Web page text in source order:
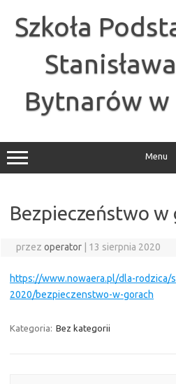
treściSzkoła
Bytnarów
Menu
Bezpieczeństwo w
przez operator 13 sierpnia 2020
https://www.nowaera.pl/dla-rodzica/
2020/bezpieczenstwo-w-gorach
Kategoria: Bez kategorii